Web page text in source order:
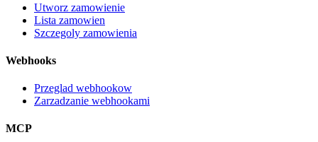
Utworz zamowienie
Lista zamowien
Szczegoly zamowienia
Webhooks
Przeglad webhookow
Zarzadzanie webhookami
MCP